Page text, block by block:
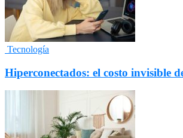
Tecnología
Hiperconectados: el costo invisible